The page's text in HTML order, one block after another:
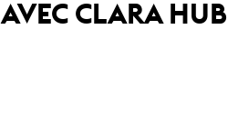
AVEC CLARA